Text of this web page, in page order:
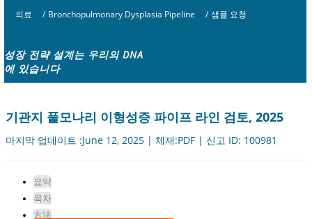
의료 / Bronchopulmonary Dysplasia Pipeline / 샘플 요청
성장 전략 설계는 우리의 DNA
에 있습니다
기관지 풀모나리 이형성증 파이프 라인 검토, 2025
마지막 업데이트 :June 12, 2025 | 체재:PDF | 신고 ID: 100981
요약
목차
方法